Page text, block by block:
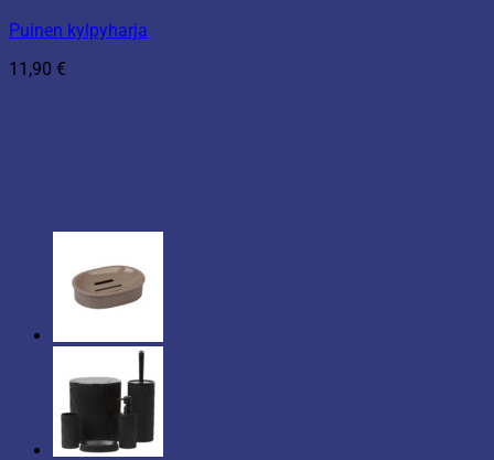
Puinen kylpyharja
11,90 €